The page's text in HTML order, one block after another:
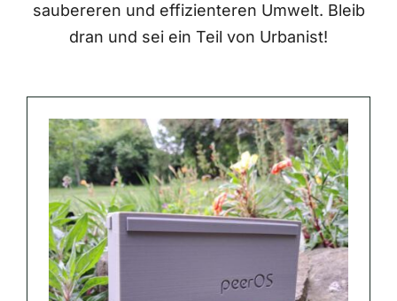
saubereren und effizienteren Umwelt. Bleib
dran und sei ein Teil von Urbanist!